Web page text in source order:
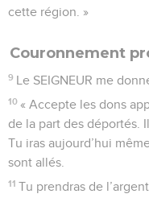
cette région. »
Couronnement
9 Le SEIGNEUR me
10 « Accepte les dons
de la part des déportés.
Tu iras aujourd’hui
sont allés.
11 Tu prendras de